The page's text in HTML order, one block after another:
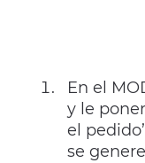
En el
y le
el
se